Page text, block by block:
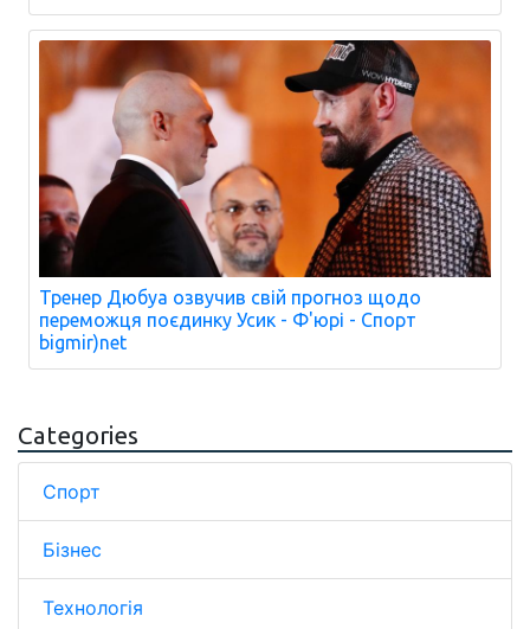
Тренер Дюбуа озвучив свій прогноз щодо
переможця поєдинку Усик - Ф'юрі - Спорт
bigmir)net
Categories
Спорт
Бізнес
Технологія